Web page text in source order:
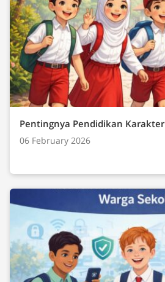
Pentingnya Pendidikan Karakter
06 February 2026